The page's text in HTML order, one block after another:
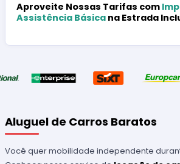
Aproveite Nossas Tarifas com
Assistência Básica na Estrada
Aluguel de Carros Baratos
Você quer mobilidade independente